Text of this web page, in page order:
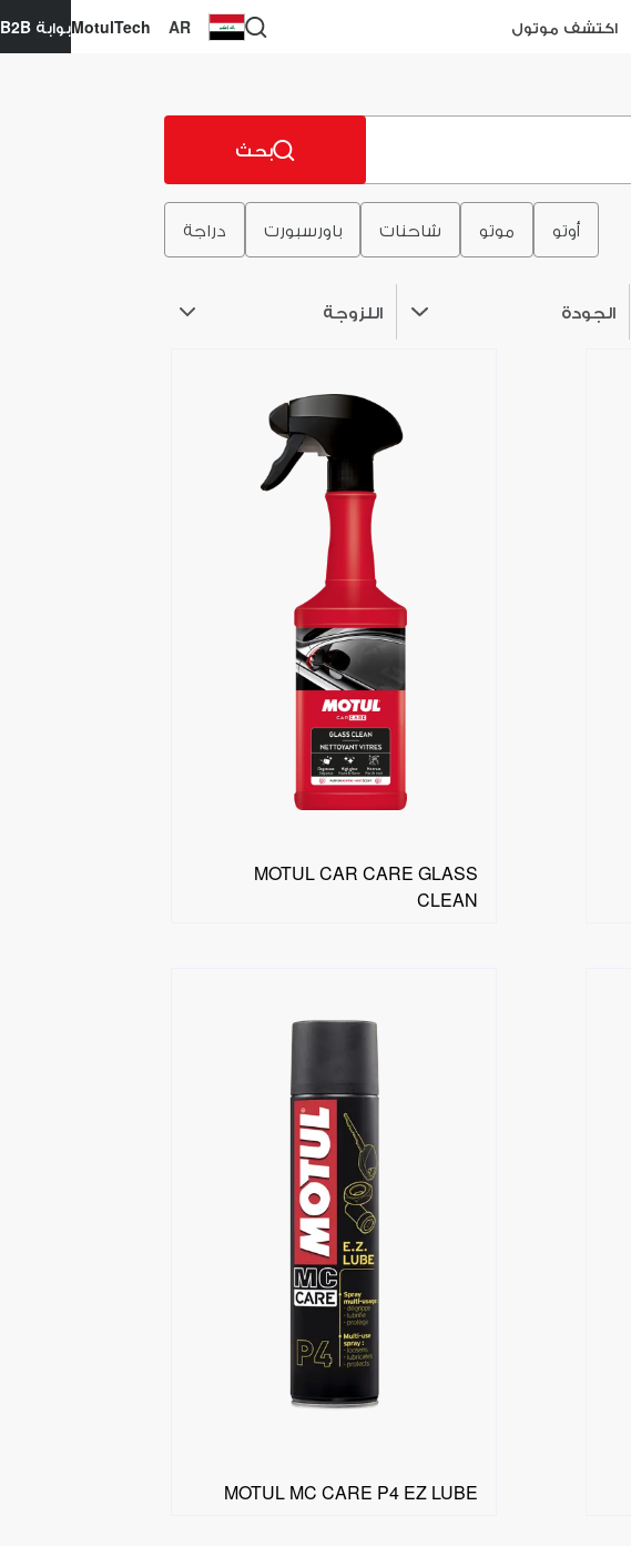
اكتشف موتول AR
MotulTechبوابة B2B
بحث
أوتو موتو شاحنات باورسبورت دراجة
الجودة اللزوجة
البحث عن موزع
MOTUL CAR CARE GLASS
CLEAN
MOTUL MC CARE P4 EZ LUBE